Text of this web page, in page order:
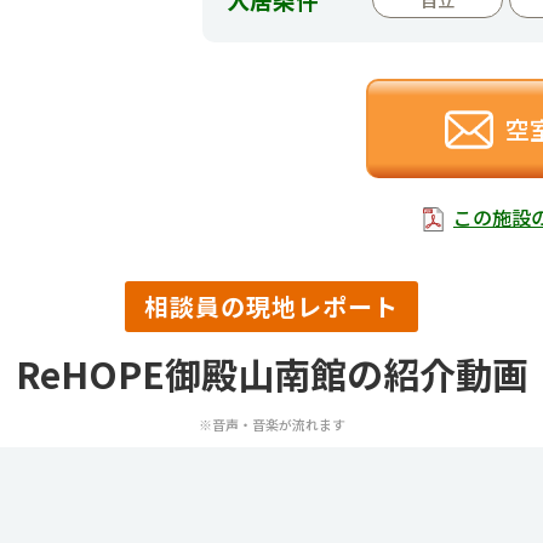
空
この施設
相談員の現地レポート
ReHOPE御殿山南館の紹介動画
※音声・音楽が流れます